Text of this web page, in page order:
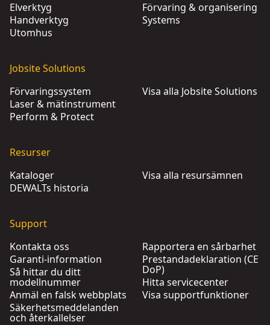
Elverktyg
Handverktyg
Utomhus
Förvaring & organisering
Systems
Jobsite Solutions
Förvaringssystem
Laser & mätinstrument
Perform & Protect
Visa alla Jobsite Solutions
Resurser
Kataloger
DEWALTs historia
Visa alla resursämnen
Support
Kontakta oss
Garanti-information
Så hittar du ditt
modellnummer
Anmäl en falsk webbplats
Säkerhetsmeddelanden
och återkallelser
Rapportera en sårbarhet
Prestandadeklaration (CE
DoP)
Hitta servicecenter
Visa supportfunktioner